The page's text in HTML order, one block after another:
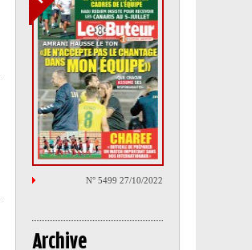
N° 5499 27/10/2022
Archive